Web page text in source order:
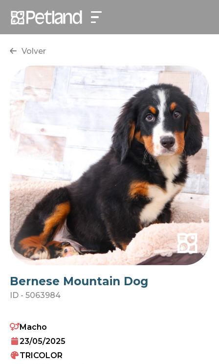
Volver
Bernese Mountain Dog
ID - 5063984
Macho
23/05/2025
TRICOLOR